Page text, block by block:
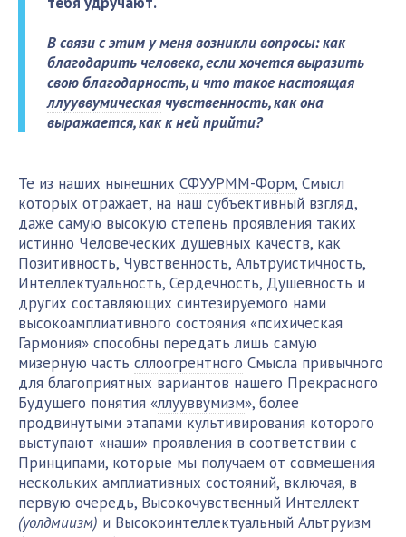
В связи с этим у меня возникли вопросы:как
благодарить человека, если хочется выразить
свою благодарность, и что такое настоящая
ллууввумическая чувственность, как она
выражается, как к ней прийти?
Те из наших нынешних СФУУРММ-Форм, Смысл
которых отражает, на наш субъективный взгляд,
даже самую высокую степень проявления таких
истинно Человеческих душевных качеств, как
Позитивность, Чувственность, Альтруистичность,
Интеллектуальность, Сердечность, Душевность и
других составляющих синтезируемого нами
высокоамплиативного состояния «психическая
Гармония» способны передать лишь самую
мизерную часть сллоогрентного Смысла привычного
для благоприятных вариантов нашего Прекрасного
Будущего понятия «ллууввумизм», более
продвинутыми этапами культивирования которого
выступают «наши» проявления в соответствии с
Принципами, которые мы получаем от совмещения
нескольких амплиативных состояний, включая, в
первую очередь, Высокочувственный Интеллект
(уолдмиизм) и Высокоинтеллектуальный Альтруизм